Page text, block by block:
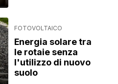
FOTOVOLTAICO
Energia solare tra
le rotaie senza
l'utilizzo di nuovo
suolo